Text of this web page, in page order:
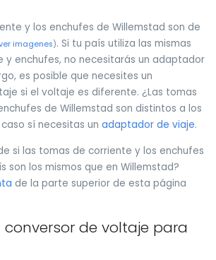
y los enchufes de Willemstad son de
imagenes). Si tu país utiliza las mismas
y enchufes, no necesitarás un adaptador
es posible que necesites un
si el voltaje es diferente. ¿Las tomas
de Willemstad son distintos a los
sí necesitas un adaptador de viaje.
si las tomas de corriente y los enchufes
son los mismos que en Willemstad?
de la parte superior de esta página
conversor de voltaje para